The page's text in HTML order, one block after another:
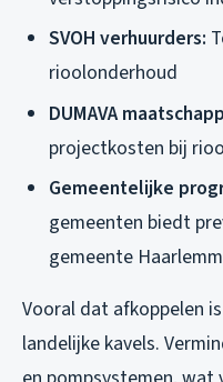
SVOH verhuurders:
rioolonderhoud
DUMAVA
projectkosten bij
Gemeentelijke
gemeenten biedt
gemeente
Vooral dat afkoppelen
landelijke kavels.